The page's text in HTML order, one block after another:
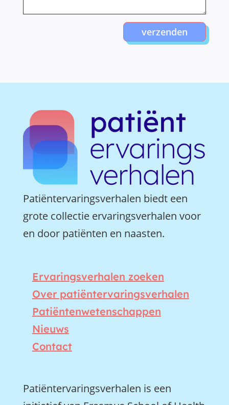
verzenden
Patiëntervaringsverhalen biedt een
grote collectie ervaringsverhalen voor
en door patiënten en naasten.
Ervaringsverhalen zoeken
Over patiëntervaringsverhalen
Patiëntenwetenschappen
Nieuws
Contact
Patiëntervaringsverhalen is een